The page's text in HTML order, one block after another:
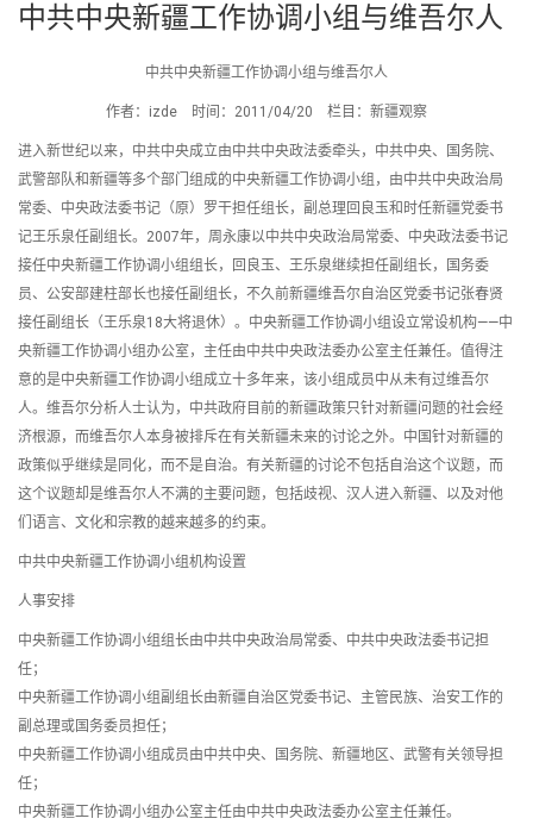
中共中央新疆工作协调小组与维吾尔人
中共中央新疆工作协调小组与维吾尔人
作者：izde 时间：2011/04/20 栏目：新疆观察
进入新世纪以来，中共中央成立由中共中央政法委牵头，中共中央、国务院、
武警部队和新疆等多个部门组成的中央新疆工作协调小组，由中共中央政治局
常委、中央政法委书记（原）罗干担任组长，副总理回良玉和时任新疆党委书
记王乐泉任副组长。2007年，周永康以中共中央政治局常委、中央政法委书记
接任中央新疆工作协调小组组长，回良玉、王乐泉继续担任副组长，国务委
员、公安部建柱部长也接任副组长，不久前新疆维吾尔自治区党委书记张春贤
接任副组长（王乐泉18大将退休）。中央新疆工作协调小组设立常设机构——中
央新疆工作协调小组办公室，主任由中共中央政法委办公室主任兼任。值得注
意的是中央新疆工作协调小组成立十多年来，该小组成员中从未有过维吾尔
人。维吾尔分析人士认为，中共政府目前的新疆政策只针对新疆问题的社会经
济根源，而维吾尔人本身被排斥在有关新疆未来的讨论之外。中国针对新疆的
政策似乎继续是同化，而不是自治。有关新疆的讨论不包括自治这个议题，而
这个议题却是维吾尔人不满的主要问题，包括歧视、汉人进入新疆、以及对他
们语言、文化和宗教的越来越多的约束。
中共中央新疆工作协调小组机构设置
人事安排
中央新疆工作协调小组组长由中共中央政治局常委、中共中央政法委书记担
任；
中央新疆工作协调小组副组长由新疆自治区党委书记、主管民族、治安工作的
副总理或国务委员担任；
中央新疆工作协调小组成员由中共中央、国务院、新疆地区、武警有关领导担
任；
中央新疆工作协调小组办公室主任由中共中央政法委办公室主任兼任。